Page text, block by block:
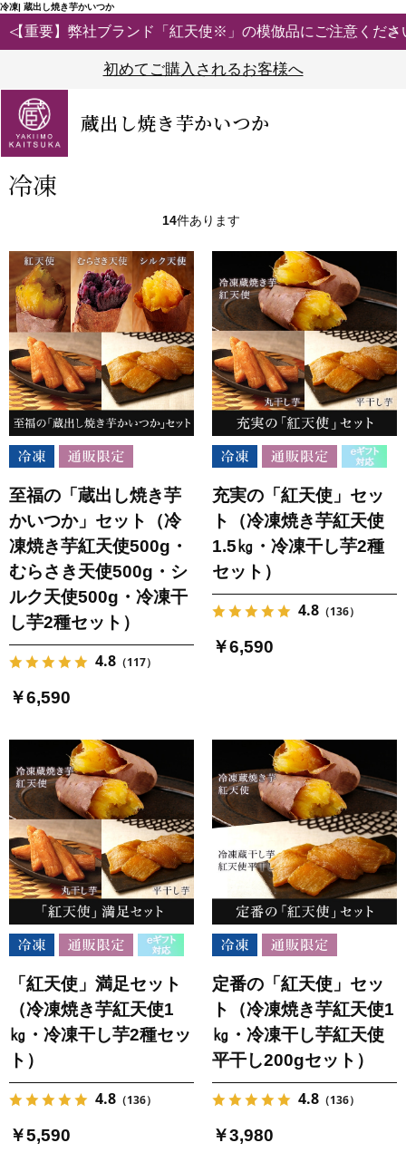
冷凍| 蔵出し焼き芋かいつか
【重要】弊社ブランド「紅天使※」の模倣品にご注意ください
初めてご購入されるお客様へ
蔵出し焼き芋かいつか
冷凍
14件あります
至福の「蔵出し焼き芋
かいつか」セット（冷
凍焼き芋紅天使500g・
むらさき天使500g・シ
ルク天使500g・冷凍干
し芋2種セット）
4.8 （117）
￥6,590
充実の「紅天使」セッ
ト（冷凍焼き芋紅天使
1.5㎏・冷凍干し芋2種
セット）
4.8 （136）
￥6,590
「紅天使」満足セット
（冷凍焼き芋紅天使1
㎏・冷凍干し芋2種セッ
ト）
4.8 （136）
￥5,590
定番の「紅天使」セッ
ト（冷凍焼き芋紅天使1
㎏・冷凍干し芋紅天使
平干し200gセット）
4.8 （136）
￥3,980